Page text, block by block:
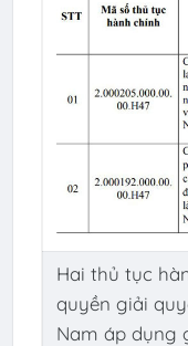
Hai thủ tục
quyền giải
Nam áp dụng